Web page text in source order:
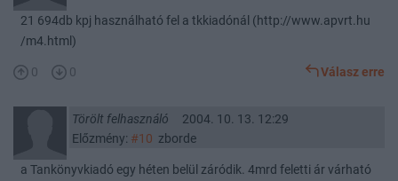
21 694db kpj használható fel a tkkiadónál (http://www.apvrt.hu
/m4.html)
0 0 Válasz erre
Törölt felhasználó
2004. 10. 13. 12:29
Előzmény: #10 zborde
a Tankönyvkiadó egy héten belül záródik. 4mrd feletti ár várható